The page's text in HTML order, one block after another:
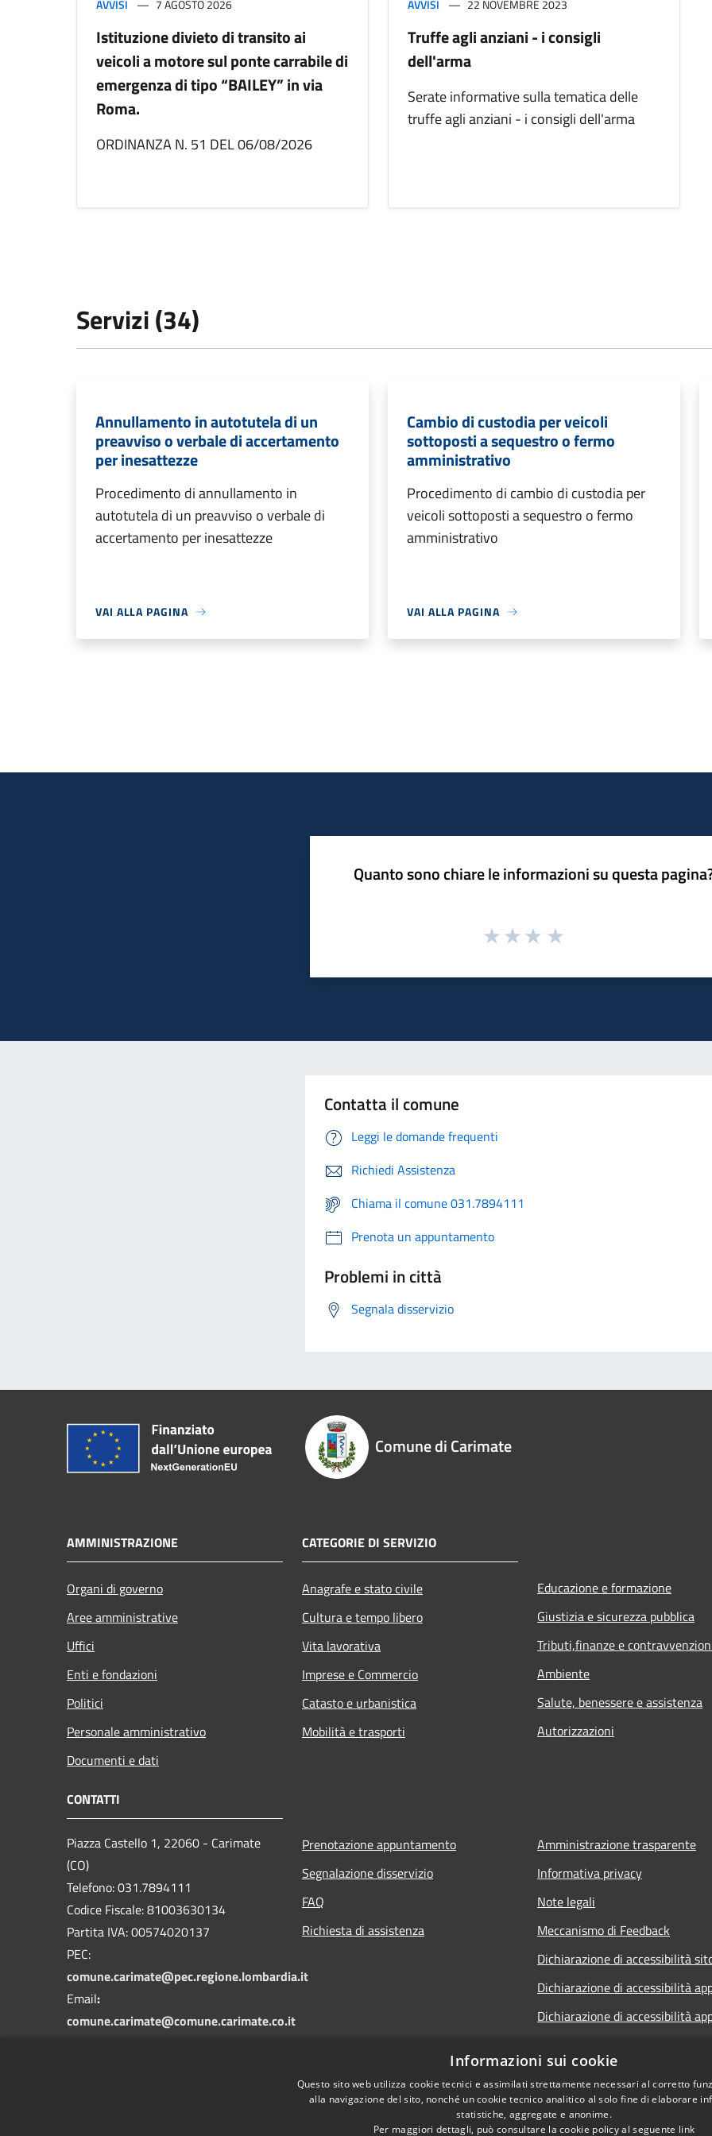
AVVISI 7 AGOSTO 2026
Istituzione divieto di transito ai
veicoli a motore sul ponte carrabile di
emergenza di tipo “BAILEY” in via
Roma.
ORDINANZA N. 51 DEL 06/08/2026
AVVISI 22 NOVEMBRE 2023
Truffe agli anziani - i consigli
dell'arma
Serate informative sulla tematica delle
truffe agli anziani - i consigli dell'arma
Servizi (34)
Annullamento in autotutela di un
preavviso o verbale di accertamento
per inesattezze
Procedimento di annullamento in
autotutela di un preavviso o verbale di
accertamento per inesattezze
VAI ALLA PAGINA
Cambio di custodia per veicoli
sottoposti a sequestro o fermo
amministrativo
Procedimento di cambio di custodia per
veicoli sottoposti a sequestro o fermo
amministrativo
VAI ALLA PAGINA
Quanto sono chiare le informazioni su questa
Contatta il comune
Leggi le domande frequenti
Richiedi Assistenza
Chiama il comune 031.7894111
Prenota un appuntamento
Problemi in città
Segnala disservizio
Comune di Carimate
AMMINISTRAZIONE
Organi di governo
Aree amministrative
Uffici
Enti e fondazioni
Politici
Personale amministrativo
Documenti e dati
CATEGORIE DI SERVIZIO
Anagrafe e stato civile
Cultura e tempo libero
Vita lavorativa
Imprese e Commercio
Catasto e urbanistica
Mobilità e trasporti
Educazione e formazione
Giustizia e sicurezza pubblica
Tributi,finanze e
Ambiente
Salute, benessere e assistenza
Autorizzazioni
CONTATTI
Piazza Castello 1, 22060 - Carimate
(CO)
Telefono: 031.7894111
Codice Fiscale: 81003630134
Partita IVA: 00574020137
PEC:
comune.carimate@pec.regione.lombardia.it
Email:
comune.carimate@comune.carimate.co.it
Prenotazione appuntamento
Segnalazione disservizio
FAQ
Richiesta di assistenza
Amministrazione trasparente
Informativa privacy
Note legali
Meccanismo di Feedback
Dichiarazione di accessibilità
Dichiarazione di accessibilità
Dichiarazione di accessibilità
Telematico
Whistleblowing
Informazioni sui cookie
Questo sito web utilizza cookie tecnici e assimilati strettamente necessari al corretto
alla navigazione del sito, nonché un cookie tecnico analitico al solo fine di elaborare
statistiche, aggregate e anonime.
Per maggiori dettagli, può consultare la cookie policy al seguente link